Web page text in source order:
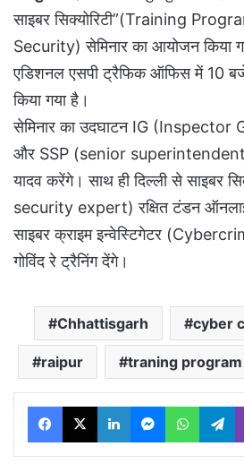
साइबर सिक्योरिटी”(Training
Security) सेमिनार का आयोजन किया
एडिशनल एसपी ट्रैफिक ऑफिस में 10
किया गया है।
सेमिनार का उदघाटन IG (Inspector
और SSP (senior
यादव करेंगे। साथ ही दिल्ली से साइबर
security expert) रक्षित टंडन
साइबर क्राइम इन्वेस्टिगेटर
गोविंद रे ट्रैनिंग देंगे।
Chhattisgarh cyber
raipur traning
Facebook
X LinkedInMessenger